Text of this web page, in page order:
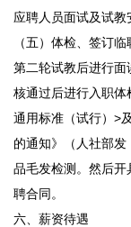
应聘人员面试及试教
（五）体检、签订临
第二轮试教后进行
核通过后进行入职体
通用标准（试行）>
的通知》（人社部
品毛发检测。然后
聘合同。
六、薪资待遇